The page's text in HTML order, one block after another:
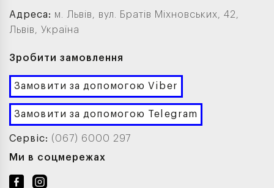
Адреса: м. Львів, вул. Братів Міхновських, 42,
Львів, Україна
Зробити замовлення
Замовити за допомогою Viber
Замовити за допомогою Telegram
Сервіс: (067) 6000 297
Ми в соцмережах